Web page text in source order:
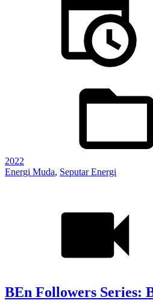
2022
Energi Muda, Seputar Energi
BEn Followers Series: